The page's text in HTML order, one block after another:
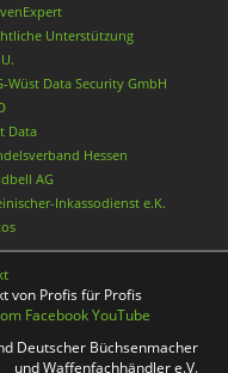
Unterstützung
Wüst Data Security GmbH
Data
Hessen
AG
Inkassodienst e.K.
von Profis für Profis
FacebookYouTube
Deutscher Büchsenmacher
und Waffenfachhändler e.V.